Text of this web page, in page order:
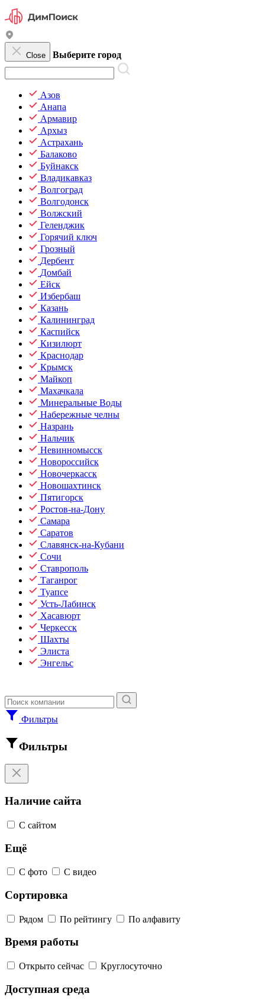
Close Выберите город
Азов
Анапа
Армавир
Архыз
Астрахань
Балаково
Буйнакск
Владикавказ
Волгоград
Волгодонск
Волжский
Геленджик
Горячий ключ
Грозный
Дербент
Домбай
Ейск
Избербаш
Казань
Калининград
Каспийск
Кизилюрт
Краснодар
Крымск
Майкоп
Махачкала
Минеральные Воды
Набережные челны
Назрань
Нальчик
Невинномысск
Новороссийск
Новочеркасск
Новошахтинск
Пятигорск
Ростов-на-Дону
Самара
Саратов
Славянск-на-Кубани
Сочи
Ставрополь
Таганрог
Туапсе
Усть-Лабинск
Хасавюрт
Черкесск
Шахты
Элиста
Энгельс
Фильтры
Фильтры
Наличие сайта
С сайтом
Ещё
С фото С видео
Сортировка
Рядом По рейтингу По алфавиту
Время работы
Открыто сейчас Круглосуточно
Доступная среда